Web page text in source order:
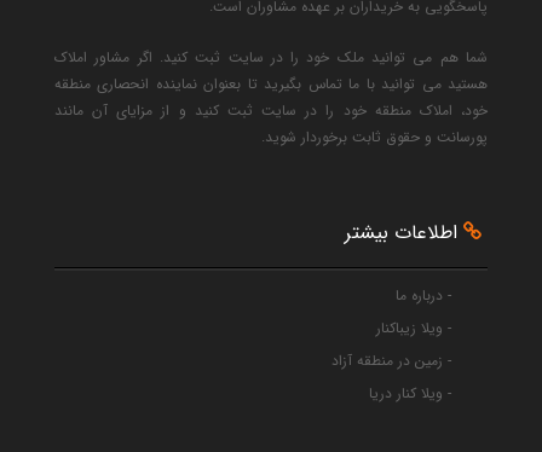
پاسخگویی به خریداران بر عهده مشاوران است.
شما هم می توانید ملک خود را در سایت ثبت کنید. اگر مشاور املاک
هستید می توانید با ما تماس بگیرید تا بعنوان نماینده انحصاری منطقه
خود، املاک منطقه خود را در سایت ثبت کنید و از مزایای آن مانند
پورسانت و حقوق ثابت برخوردار شوید.
اطلاعات بیشتر
- درباره ما
- ویلا زیباکنار
- زمین در منطقه آزاد
- ویلا کنار دریا